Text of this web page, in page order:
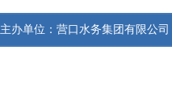
主办单位： 营口水务集团有限公司